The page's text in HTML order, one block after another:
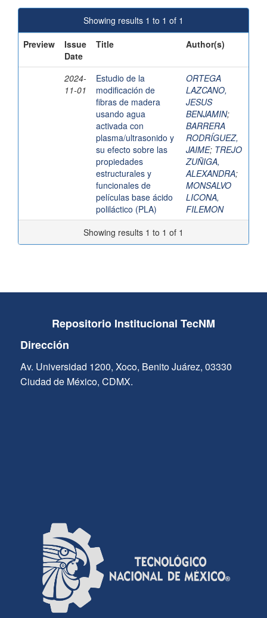
Showing results 1 to 1 of 1
Preview
Issue
Date
Title Author(s)
2024-
11-01
Estudio de la
modificación de
fibras de madera
usando agua
activada con
plasma/ultrasonido y
su efecto sobre las
propiedades
estructurales y
funcionales de
películas base ácido
poliláctico (PLA)
ORTEGA
LAZCANO,
JESUS
BENJAMIN;
BARRERA
RODRÍGUEZ,
JAIME; TREJO
ZUÑIGA,
ALEXANDRA;
MONSALVO
LICONA,
FILEMON
Showing results 1 to 1 of 1
Repositorio Institucional TecNM
Dirección
Av. Universidad 1200, Xoco, Benito Juárez, 03330
Ciudad de México, CDMX.